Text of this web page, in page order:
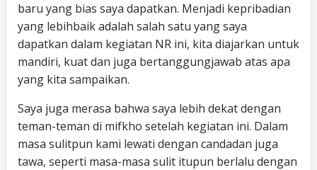
baru yang bias saya dapatkan. Menjadi kepribadian
yang lebihbaik adalah salah satu yang saya
dapatkan dalam kegiatan NR ini, kita diajarkan untuk
mandiri, kuat dan juga bertanggungjawab atas apa
yang kita sampaikan.
Saya juga merasa bahwa saya lebih dekat dengan
teman-teman di mifkho setelah kegiatan ini. Dalam
masa sulitpun kami lewati dengan candadan juga
tawa, seperti masa-masa sulit itupun berlalu dengan